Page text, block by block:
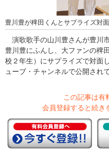
豊川豊が稗田くんとサプライズ対
演歌歌手の山川豊さんが豊川
豊川豊にふんし、大ファンの稗
校２年生）にサプライズで対面
ューブ・チャンネルで公開され
この記事は有
会員登録すると続き